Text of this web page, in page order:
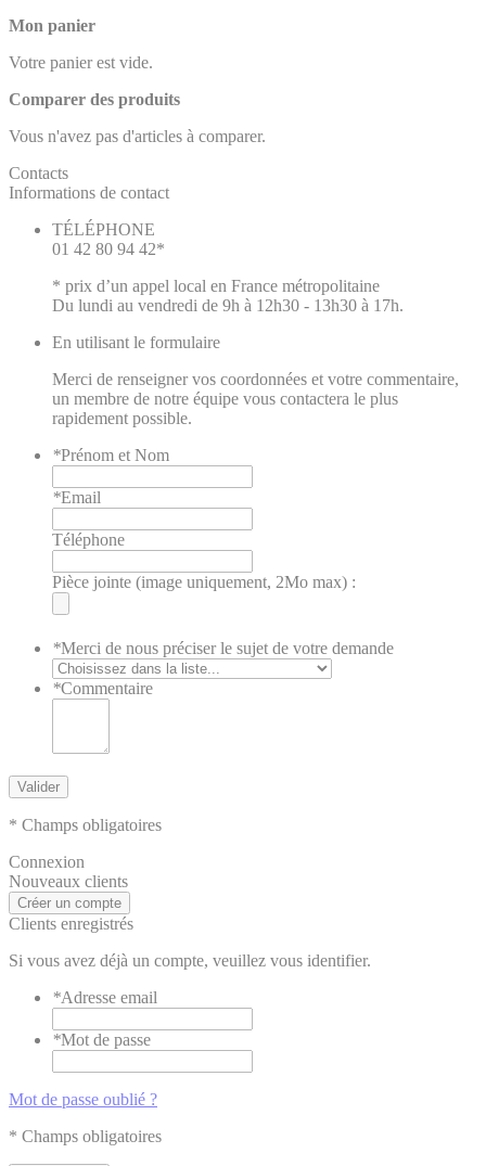
Mon panier
Votre panier est vide.
Comparer des produits
Vous n'avez pas d'articles à comparer.
Contacts
Informations de contact
TÉLÉPHONE
01 42 80 94 42*
* prix d’un appel local en France métropolitaine
Du lundi au vendredi de 9h à 12h30 - 13h30 à 17h.
En utilisant le formulaire
Merci de renseigner vos coordonnées et votre commentaire,
un membre de notre équipe vous contactera le plus
rapidement possible.
*Prénom et Nom
*Email
Téléphone
Pièce jointe (image uniquement, 2Mo max) :
*Merci de nous préciser le sujet de votre demande
*Commentaire
Valider
* Champs obligatoires
Connexion
Nouveaux clients
Créer un compte
Clients enregistrés
Si vous avez déjà un compte, veuillez vous identifier.
*Adresse email
*Mot de passe
Mot de passe oublié ?
* Champs obligatoires